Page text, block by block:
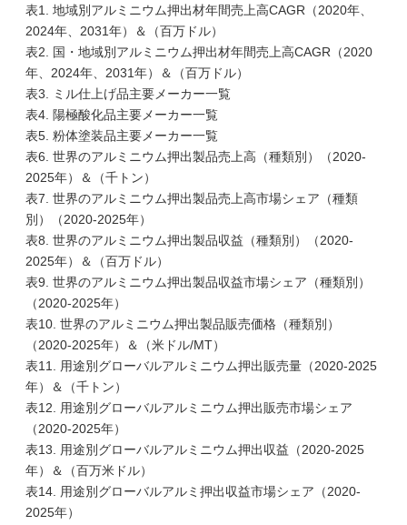
表1. 地域別アルミニウム押出材年間売上高CAGR（2020年、
2024年、2031年）＆（百万ドル）
表2. 国・地域別アルミニウム押出材年間売上高CAGR（2020
年、2024年、2031年）＆（百万ドル）
表3. ミル仕上げ品主要メーカー一覧
表4. 陽極酸化品主要メーカー一覧
表5. 粉体塗装品主要メーカー一覧
表6. 世界のアルミニウム押出製品売上高（種類別）（2020-
2025年）＆（千トン）
表7. 世界のアルミニウム押出製品売上高市場シェア（種類
別）（2020-2025年）
表8. 世界のアルミニウム押出製品収益（種類別）（2020-
2025年）＆（百万ドル）
表9. 世界のアルミニウム押出製品収益市場シェア（種類別）
（2020-2025年）
表10. 世界のアルミニウム押出製品販売価格（種類別）
（2020-2025年）＆（米ドル/MT）
表11. 用途別グローバルアルミニウム押出販売量（2020-2025
年）＆（千トン）
表12. 用途別グローバルアルミニウム押出販売市場シェア
（2020-2025年）
表13. 用途別グローバルアルミニウム押出収益（2020-2025
年）＆（百万米ドル）
表14. 用途別グローバルアルミ押出収益市場シェア（2020-
2025年）